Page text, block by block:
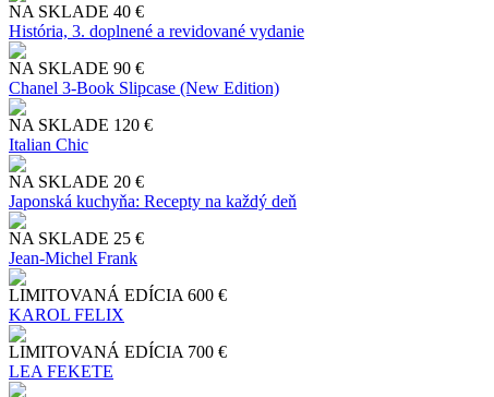
NA SKLADE 40 €
História, 3. doplnené a revidované vydanie
NA SKLADE 90 €
Chanel 3-Book Slipcase (New Edition)
NA SKLADE 120 €
Italian Chic
NA SKLADE 20 €
Japonská kuchyňa: Recepty na každý deň
NA SKLADE 25 €
Jean-Michel Frank
LIMITOVANÁ EDÍCIA 600 €
KAROL FELIX
LIMITOVANÁ EDÍCIA 700 €
LEA FEKETE